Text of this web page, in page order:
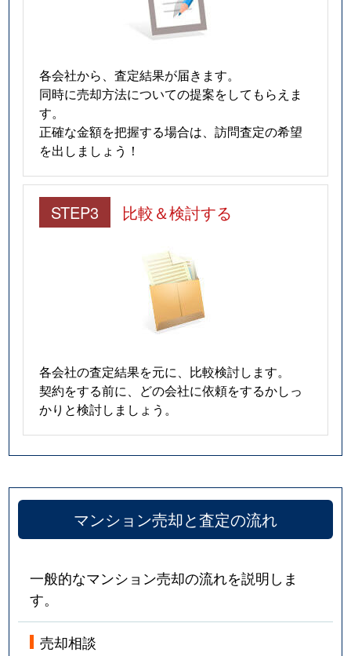
各会社から、査定結果が届きます。
同時に売却方法についての提案をしてもらえま
す。
正確な金額を把握する場合は、訪問査定の希望
を出しましょう！
STEP3 比較＆検討する
各会社の査定結果を元に、比較検討します。
契約をする前に、どの会社に依頼をするかしっ
かりと検討しましょう。
マンション売却と査定の流れ
一般的なマンション売却の流れを説明しま
す。
売却相談